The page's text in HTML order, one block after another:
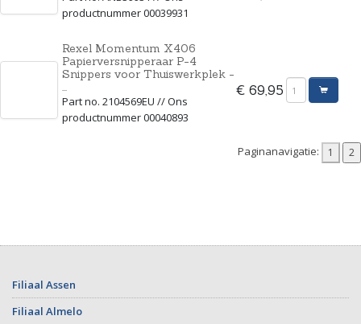
productnummer 00039931
Rexel Momentum X406
Papierversnipperaar P-4
Snippers voor Thuiswerkplek -
...
Part no. 2104569EU // Ons
productnummer 00040893
€ 69,95
Paginanavigatie:
Filiaal Assen
Filiaal Almelo